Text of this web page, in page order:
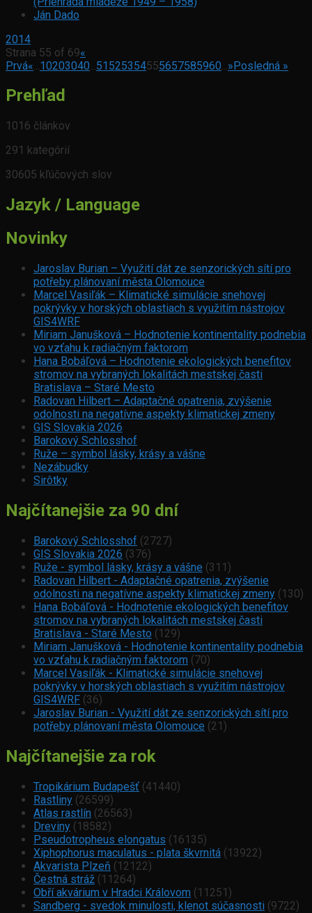
Ján Dado
2014
Strana 55 of 69«
Prvá« 10203040 51525354555657585960 »Posledná »
Prehľad
1016 článkov
291 kategórií
30605 kľúčových slov
Jazyk / Language
Novinky
Jaroslav Burian – Využití dát ze senzorických sítí pro
potřeby plánovaní města Olomouce
Marcel Vasiľák – Klimatické simulácie snehovej
pokrývky v horských oblastiach s využitím nástrojov
GIS4WRF
Miriam Janušková – Hodnotenie kontinentality podnebia
vo vzťahu k radiačným faktorom
Hana Bobáľová – Hodnotenie ekologických benefitov
stromov na vybraných lokalitách mestskej časti
Bratislava – Staré Mesto
Radovan Hilbert – Adaptačné opatrenia, zvýšenie
odolnosti na negatívne aspekty klimatickej zmeny
GIS Slovakia 2026
Barokový Schlosshof
Ruže – symbol lásky, krásy a vášne
Nezábudky
Sirôtky
Najčítanejšie za 90 dní
Barokový Schlosshof (2727)
GIS Slovakia 2026 (376)
Ruže - symbol lásky, krásy a vášne (311)
Radovan Hilbert - Adaptačné opatrenia, zvýšenie
odolnosti na negatívne aspekty klimatickej zmeny (130)
Hana Bobáľová - Hodnotenie ekologických benefitov
stromov na vybraných lokalitách mestskej časti
Bratislava - Staré Mesto (129)
Miriam Janušková - Hodnotenie kontinentality podnebia
vo vzťahu k radiačným faktorom (70)
Marcel Vasiľák - Klimatické simulácie snehovej
pokrývky v horských oblastiach s využitím nástrojov
GIS4WRF (36)
Jaroslav Burian - Využití dát ze senzorických sítí pro
potřeby plánovaní města Olomouce (21)
Najčítanejšie za rok
Tropikárium Budapešť (41440)
Rastliny (26599)
Atlas rastlín (26563)
Dreviny (18582)
Pseudotropheus elongatus (16135)
Xiphophorus maculatus - plata škvrnitá (13922)
Akvarista Plzeň (12122)
Čestná stráž (11264)
Obří akvárium v Hradci Královom (11251)
Sandberg - svedok minulosti, klenot súčasnosti (9722)